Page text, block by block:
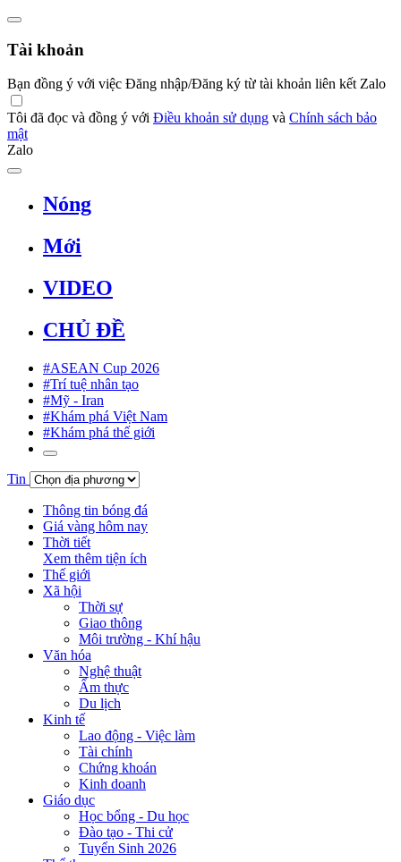
Tài khoản
Bạn đồng ý với việc Đăng nhập/Đăng ký từ tài khoản liên kết Zalo
Tôi đã đọc và đồng ý với Điều khoản sử dụng và Chính sách bảo
mật
Zalo
Nóng
Mới
VIDEO
CHỦ ĐỀ
#ASEAN Cup 2026
#Trí tuệ nhân tạo
#Mỹ - Iran
#Khám phá Việt Nam
#Khám phá thế giới
Tin
Thông tin bóng đá
Giá vàng hôm nay
Thời tiết
Xem thêm tiện ích
Thế giới
Xã hội
Thời sự
Giao thông
Môi trường - Khí hậu
Văn hóa
Nghệ thuật
Ẩm thực
Du lịch
Kinh tế
Lao động - Việc làm
Tài chính
Chứng khoán
Kinh doanh
Giáo dục
Học bổng - Du học
Đào tạo - Thi cử
Tuyển Sinh 2026